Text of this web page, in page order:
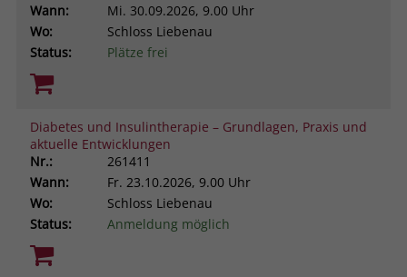
Wann:
Mi. 30.09.2026, 9.00 Uhr
Wo:
Schloss Liebenau
Status:
Plätze frei
Diabetes und Insulintherapie – Grundlagen, Praxis und
aktuelle Entwicklungen
Nr.:
261411
Wann:
Fr. 23.10.2026, 9.00 Uhr
Wo:
Schloss Liebenau
Status:
Anmeldung möglich